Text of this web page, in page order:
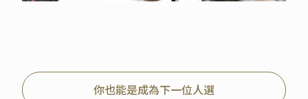
你也能是成為下一位人選